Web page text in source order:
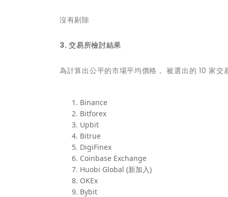
沒有剔除
3.交易所檢討結果
為計算出公平的市場平均價格， 被選出的 10 家交
Binance
Bitforex
Upbit
Bitrue
DigiFinex
Coinbase Exchange
Huobi Global (新加入)
OKEx
Bybit